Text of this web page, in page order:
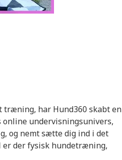
træning, har Hund360 skabt en
undervisningsunivers,
og nemt sætte dig ind i det
er der fysisk hundetræning,